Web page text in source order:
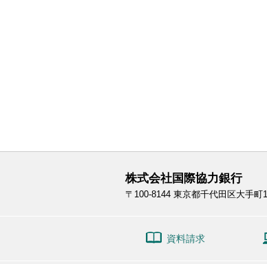
株式会社国際協力銀行
〒100-8144 東京都千代田区大手
資料請求